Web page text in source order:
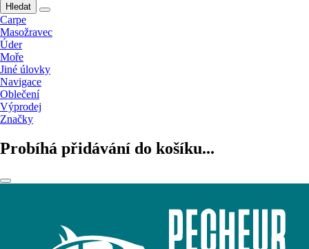
Hledat
Carpe
Masožravec
Úder
Moře
Jiné úlovky
Navigace
Oblečení
Výprodej
Značky
Probíhá přidávání do košíku...